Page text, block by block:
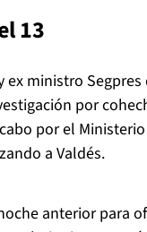
13
ministro
por
por el
a Valdés.
anterior para